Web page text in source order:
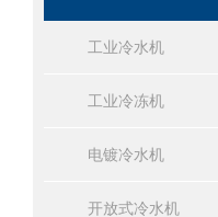
工业冷水机
工业冷冻机
电镀冷水机
开放式冷水机